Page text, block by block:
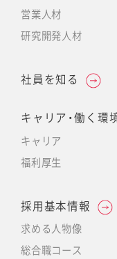
営業人材
研究開発人材
社員を知る
キャリア・働く環
キャリア
福利厚生
採用基本情報
求める人物像
総合職コース